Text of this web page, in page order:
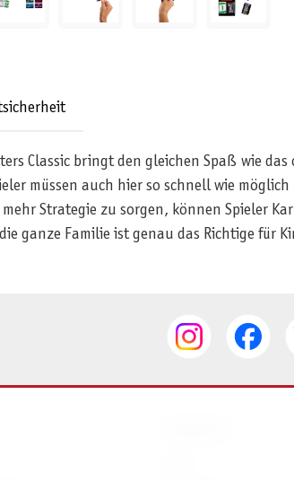
Classic bringt den gleichen Spaß wie
müssen auch hier so schnell wie möglich
Strategie zu sorgen, können Spieler
ganze Familie ist genau das Richtige